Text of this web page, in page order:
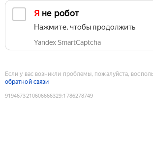
Я не робот
Нажмите, чтобы продолжить
Yandex SmartCaptcha
Если у вас возникли проблемы, пожалуйста,
обратной связи
9194673210606666329:1786278749